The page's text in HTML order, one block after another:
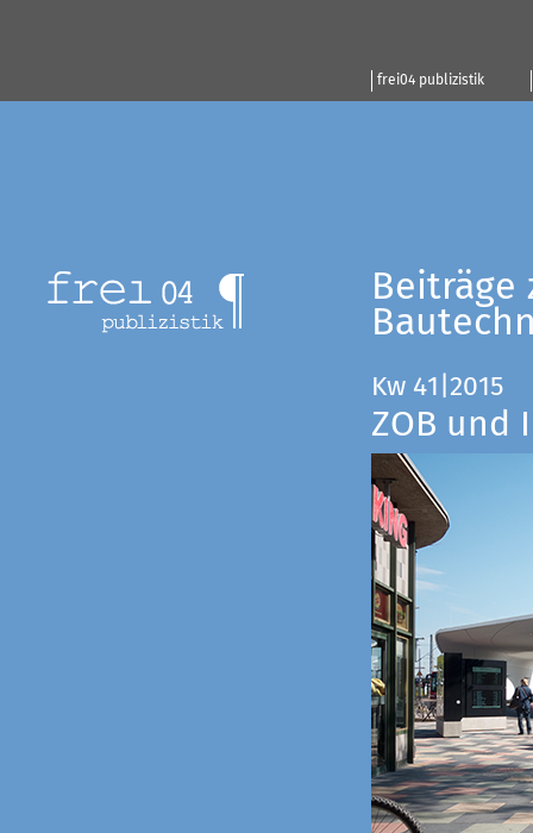
frei04 publizistik
Beiträge
Kw 41|2015
ZOB und